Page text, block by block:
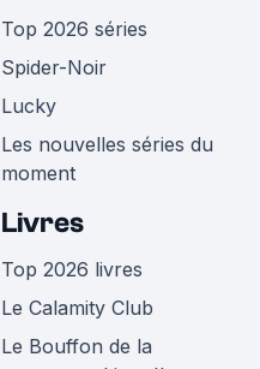
Top 2026 séries
Spider-Noir
Lucky
Les nouvelles séries du
moment
Livres
Top 2026 livres
Le Calamity Club
Le Bouffon de la